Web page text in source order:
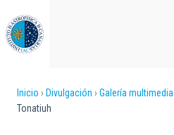
al
contenido
principal
Sobrescribir
Inicio Divulgación Galería multimedia
Tonatiuh